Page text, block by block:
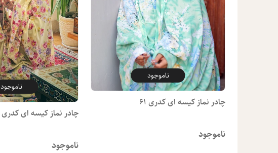
ناموجود
چادر نماز کیسه ای کدری 61
ناموجود
ناموجود
چادر نماز کیسه ای کدری 9
ناموجود